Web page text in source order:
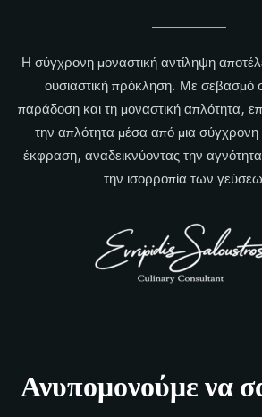
Η σύγχρονη μοναστική αντίληψη
ουσιαστική πρόκληση. Με σεβασμό
παράδοση και τη μοναστική απλότητα,
την απλότητα μέσα από μια σύγχρονη
έκφραση, αναδεικνύοντας την
την ισορροπία των
Ανυπομονούμε να